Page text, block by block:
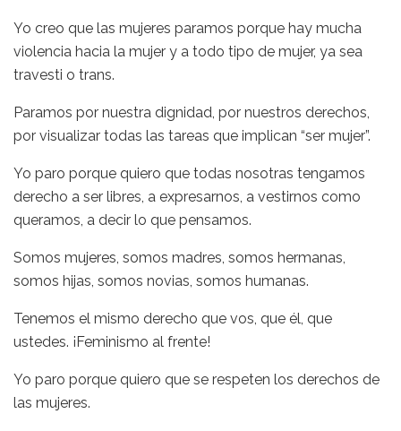
Yo creo que las mujeres paramos porque hay mucha
violencia hacia la mujer y a todo tipo de mujer, ya sea
travesti o trans.
Paramos por nuestra dignidad, por nuestros derechos,
por visualizar todas las tareas que implican “ser mujer”.
Yo paro porque quiero que todas nosotras tengamos
derecho a ser libres, a expresarnos, a vestirnos como
queramos, a decir lo que pensamos.
Somos mujeres, somos madres, somos hermanas,
somos hijas, somos novias, somos humanas.
Tenemos el mismo derecho que vos, que él, que
ustedes. ¡Feminismo al frente!
Yo paro porque quiero que se respeten los derechos de
las mujeres.